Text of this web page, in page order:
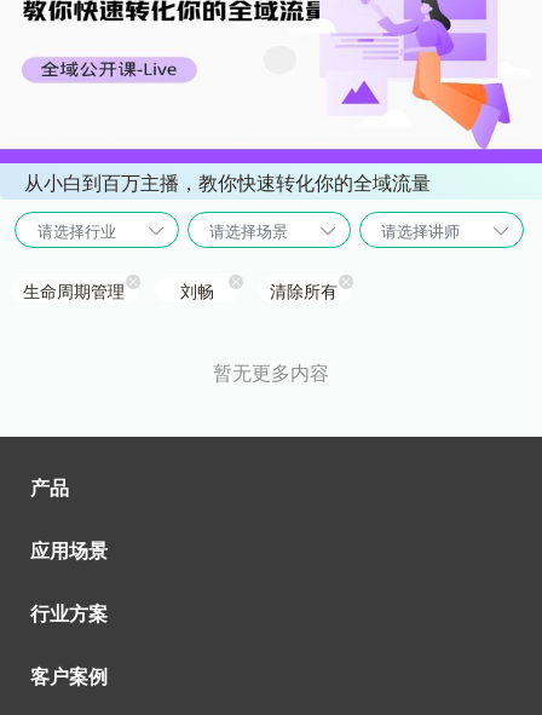
从小白到百万主播，教你快速转化你的全域流量
请选择行业 请选择场景 请选择讲师
生命周期管理 刘畅 清除所有
暂无更多内容
产品
应用场景
行业方案
客户案例